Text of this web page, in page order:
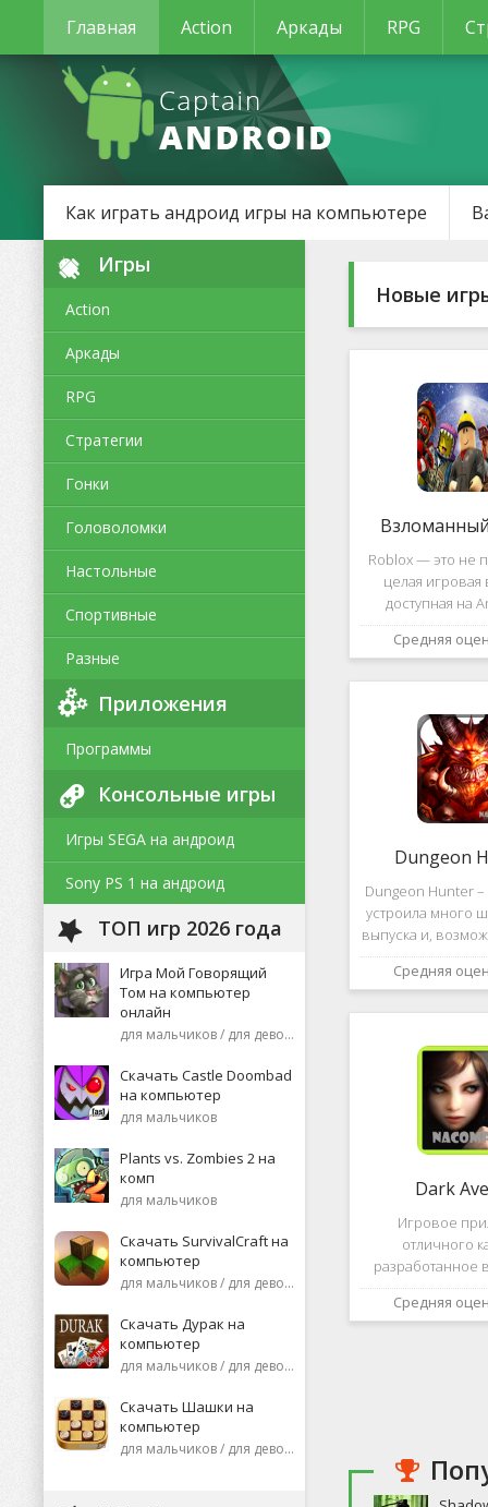
Главная Action Аркады RPG
Как играть андроид игры на компьютере
Игры
Action
Аркады
RPG
Стратегии
Гонки
Головоломки
Настольные
Спортивные
Разные
Приложения
Программы
Консольные игры
Игры SEGA на андроид
Sony PS 1 на андроид
ТОП игр 2026 года
Игра Мой Говорящий
Том на компьютер
онлайн
для мальчиков / для девочек
Скачать Castle Doombad
на компьютер
для мальчиков
Plants vs. Zombies 2 на
комп
для мальчиков
Скачать SurvivalCraft на
компьютер
для мальчиков / для девочек
Скачать Дурак на
компьютер
для мальчиков / для девочек
Скачать Шашки на
компьютер
для мальчиков / для девочек
Новые
Roblox — это не
целая игровая
доступная на
уникальная
позволяет не
и сценарии,
Средняя
Dungeon
Dungeon Hunter –
устроила много
выпуска и,
такому
необычную
Средняя
Dark
Игровое
отличного
разработанное
это, конечно же,
ней вы сможете
Средняя